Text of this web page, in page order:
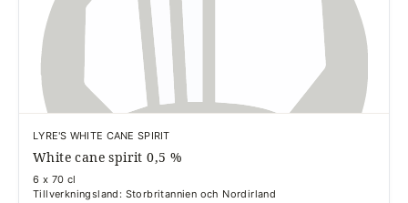
LYRE'S WHITE CANE SPIRIT
White cane spirit 0,5 %
6 x 70 cl
Tillverkningsland: Storbritannien och Nordirland